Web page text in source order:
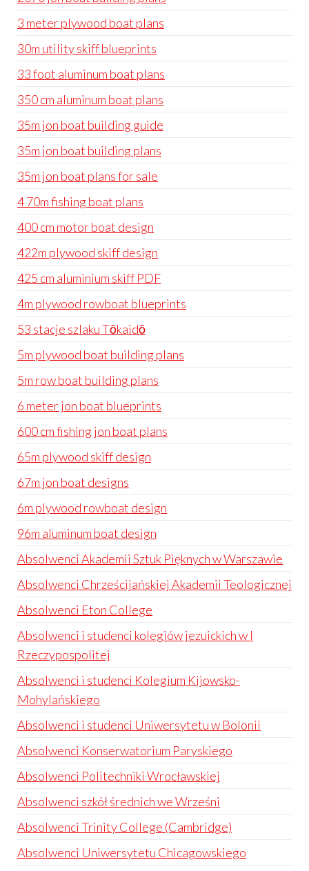
3 meter plywood boat plans
30m utility skiff blueprints
33 foot aluminum boat plans
350 cm aluminum boat plans
35m jon boat building guide
35m jon boat building plans
35m jon boat plans for sale
4 70m fishing boat plans
400 cm motor boat design
422m plywood skiff design
425 cm aluminium skiff PDF
4m plywood rowboat blueprints
53 stacje szlaku Tōkaidō
5m plywood boat building plans
5m row boat building plans
6 meter jon boat blueprints
600 cm fishing jon boat plans
65m plywood skiff design
67m jon boat designs
6m plywood rowboat design
96m aluminum boat design
Absolwenci Akademii Sztuk Pięknych w Warszawie
Absolwenci Chrześcijańskiej Akademii Teologicznej
Absolwenci Eton College
Absolwenci i studenci kolegiów jezuickich w I
Rzeczypospolitej
Absolwenci i studenci Kolegium Kijowsko-
Mohylańskiego
Absolwenci i studenci Uniwersytetu w Bolonii
Absolwenci Konserwatorium Paryskiego
Absolwenci Politechniki Wrocławskiej
Absolwenci szkół średnich we Wrześni
Absolwenci Trinity College (Cambridge)
Absolwenci Uniwersytetu Chicagowskiego